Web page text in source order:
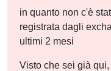
in quanto non c'è
registrata dagli
ultimi 2 mesi
Visto che sei già